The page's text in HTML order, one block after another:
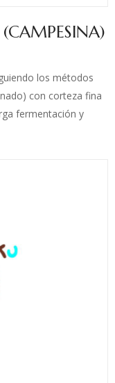
los métodos
con corteza fina
fermentación y